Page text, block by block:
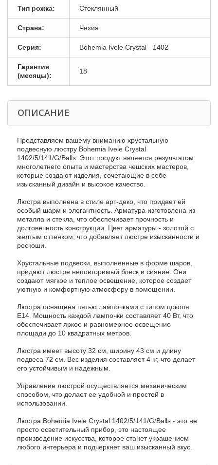
Тип рожка: Стеклянный
Страна: Чехия
Серия: Bohemia Ivele Crystal - 1402
Гарантия
(месяцы):
18
ОПИСАНИЕ
Представляем вашему вниманию хрустальную
подвесную люстру Bohemia Ivele Crystal
1402/5/141/G/Balls. Этот продукт является результатом
многолетнего опыта и мастерства чешских мастеров,
которые создают изделия, сочетающие в себе
изысканный дизайн и высокое качество.
Люстра выполнена в стиле арт-деко, что придает ей
особый шарм и элегантность. Арматура изготовлена из
металла и стекла, что обеспечивает прочность и
долговечность конструкции. Цвет арматуры - золотой с
желтым оттенком, что добавляет люстре изысканности и
роскоши.
Хрустальные подвески, выполненные в форме шаров,
придают люстре неповторимый блеск и сияние. Они
создают мягкое и теплое освещение, которое создает
уютную и комфортную атмосферу в помещении.
Люстра оснащена пятью лампочками с типом цоколя
E14. Мощность каждой лампочки составляет 40 Вт, что
обеспечивает яркое и равномерное освещение
площади до 10 квадратных метров.
Люстра имеет высоту 32 см, ширину 43 см и длину
подвеса 72 см. Вес изделия составляет 4 кг, что делает
его устойчивым и надежным.
Управление люстрой осуществляется механическим
способом, что делает ее удобной и простой в
использовании.
Люстра Bohemia Ivele Crystal 1402/5/141/G/Balls - это не
просто осветительный прибор, это настоящее
произведение искусства, которое станет украшением
любого интерьера и подчеркнет ваш изысканный вкус.